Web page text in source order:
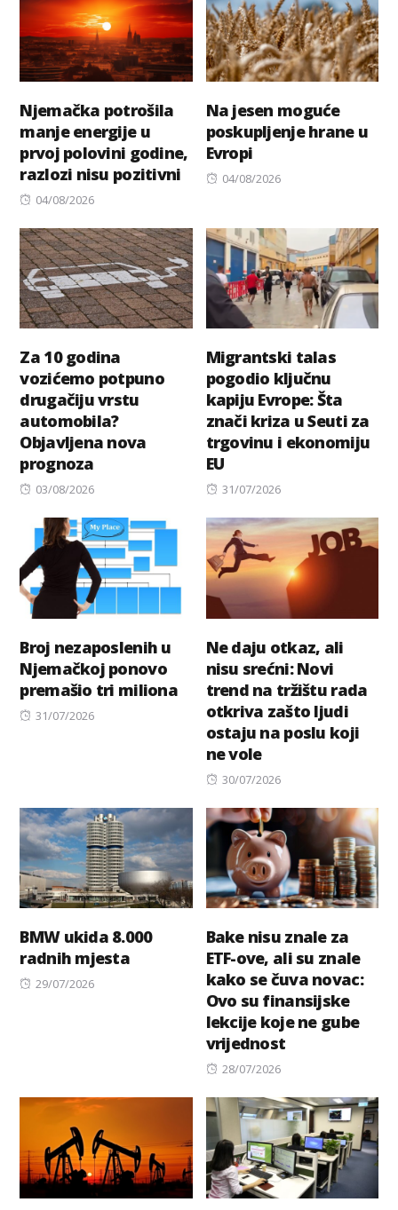
Njemačka potrošila
manje energije u
prvoj polovini godine,
razlozi nisu pozitivni
Posted
04/08/2026
Na jesen moguće
poskupljenje hrane u
Evropi
Posted
04/08/2026
Za 10 godina
vozićemo potpuno
drugačiju vrstu
automobila?
Objavljena nova
prognoza
Posted
03/08/2026
Migrantski talas
pogodio ključnu
kapiju Evrope: Šta
znači kriza u Seuti za
trgovinu i ekonomiju
EU
Posted
31/07/2026
Broj nezaposlenih u
Njemačkoj ponovo
premašio tri miliona
Posted
31/07/2026
Ne daju otkaz, ali
nisu srećni: Novi
trend na tržištu rada
otkriva zašto ljudi
ostaju na poslu koji
ne vole
Posted
30/07/2026
BMW ukida 8.000
radnih mjesta
Posted
29/07/2026
Bake nisu znale za
ETF-ove, ali su znale
kako se čuva novac:
Ovo su finansijske
lekcije koje ne gube
vrijednost
Posted
28/07/2026